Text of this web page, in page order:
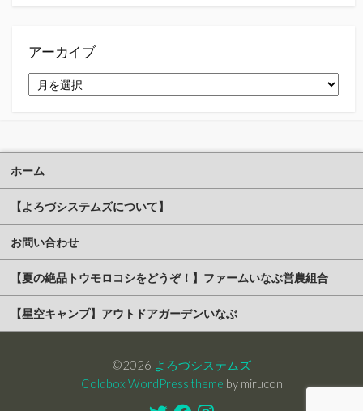
アーカイブ
ー
ホーム
【よろづシステムズについて】
お問い合わせ
【夏の絶品トウモロコシをどうぞ！】ファームいなぶ営農組合
【星空キャンプ】アウトドアガーデンいなぶ
©2026 よろづシステムズ
Coldbox WordPress theme by mirucon